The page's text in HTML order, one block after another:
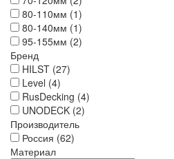
80-110мм (1)
80-140мм (1)
95-155мм (2)
Бренд
HILST (27)
Level (4)
RusDecking (4)
UNODECK (2)
Производитель
Россия (62)
Материал